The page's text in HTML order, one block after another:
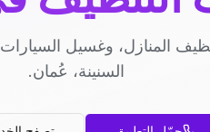
المنازل، وغسيل
السنينة، عُمان.